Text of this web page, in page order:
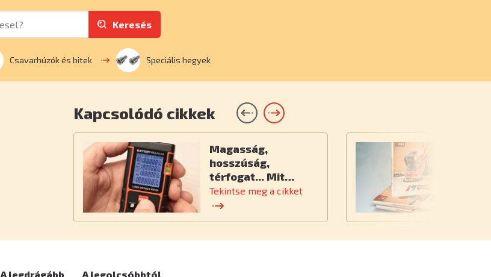
Keresés
Csavarhúzók és bitek Speciális hegyek
Kapcsolódó cikkek
Magasság,
hosszúság,
térfogat... Mit…
Tekintse meg a cikket
A legdrágább A legolcsóbbtól